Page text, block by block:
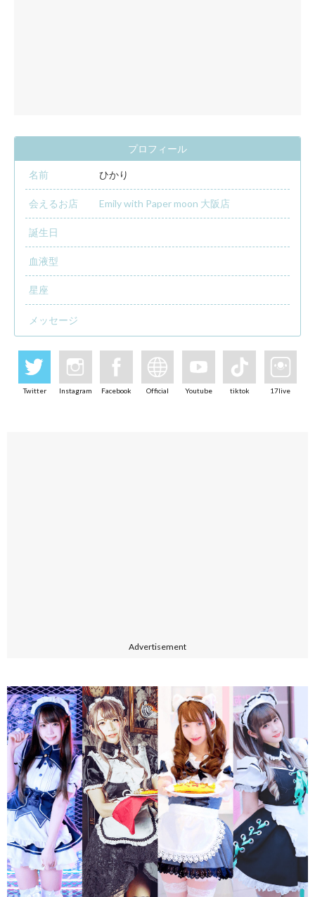
プロフィール
名前 ひかり
会えるお店 Emily with Paper moon 大阪店
誕生日
血液型
星座
メッセージ
Twitter Instagram Facebook Official Youtube tiktok 17live
Advertisement